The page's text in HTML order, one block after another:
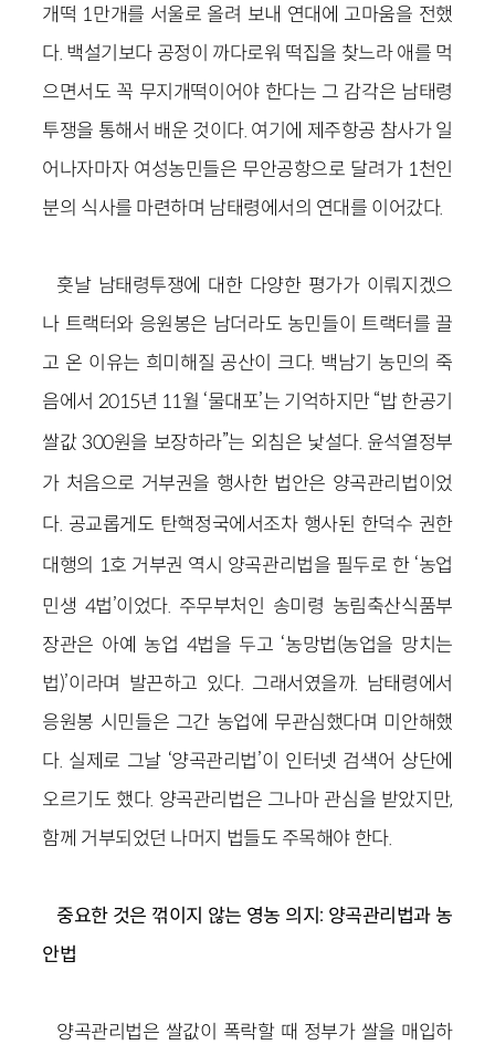
개떡 1만개를 서울로 올려 보내 연대에 고마움을 전했
다. 백설기보다 공정이 까다로워 떡집을 찾느라 애를 먹
으면서도 꼭 무지개떡이어야 한다는 그 감각은 남태령
투쟁을 통해서 배운 것이다. 여기에 제주항공 참사가 일
어나자마자 여성농민들은 무안공항으로 달려가 1천인
분의 식사를 마련하며 남태령에서의 연대를 이어갔다.
훗날 남태령투쟁에 대한 다양한 평가가 이뤄지겠으
나 트랙터와 응원봉은 남더라도 농민들이 트랙터를 끌
고 온 이유는 희미해질 공산이 크다. 백남기 농민의 죽
음에서 2015년 11월 ‘물대포’는 기억하지만 “밥 한공기
쌀값 300원을 보장하라”는 외침은 낯설다. 윤석열정부
가 처음으로 거부권을 행사한 법안은 양곡관리법이었
다. 공교롭게도 탄핵정국에서조차 행사된 한덕수 권한
대행의 1호 거부권 역시 양곡관리법을 필두로 한 ‘농업
민생 4법’이었다. 주무부처인 송미령 농림축산식품부
장관은 아예 농업 4법을 두고 ‘농망법(농업을 망치는
법)’이라며 발끈하고 있다. 그래서였을까. 남태령에서
응원봉 시민들은 그간 농업에 무관심했다며 미안해했
다. 실제로 그날 ‘양곡관리법’이 인터넷 검색어 상단에
오르기도 했다. 양곡관리법은 그나마 관심을 받았지만,
함께 거부되었던 나머지 법들도 주목해야 한다.
중요한 것은 꺾이지 않는 영농 의지: 양곡관리법과 농
안법
양곡관리법은 쌀값이 폭락할 때 정부가 쌀을 매입하